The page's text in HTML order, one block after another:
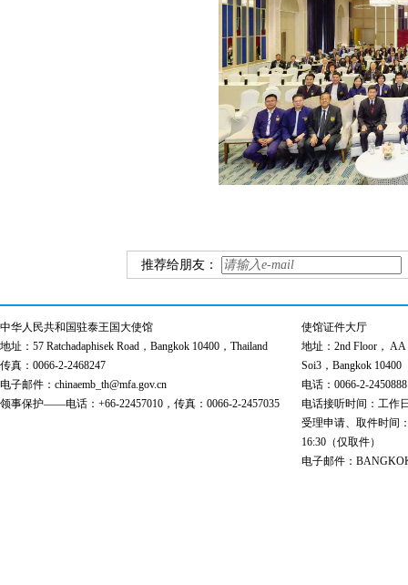
推荐给朋友：
中华人民共和国驻泰王国大使馆
地址：57 Ratchadaphisek Road，Bangkok 10400，Thailand
传真：0066-2-2468247
电子邮件：chinaemb_th@mfa.gov.cn
领事保护——电话：+66-22457010，传真：0066-2-2457035
使馆证件大厅
地址：2nd Floor， AA
Soi3，Bangkok 10400
电话：0066-2-
电话接听时间：工作
受理申请、取件时间
16:30（仅取件）
电子邮件：